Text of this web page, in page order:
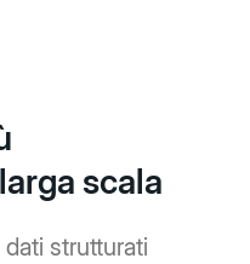
scala
strutturati